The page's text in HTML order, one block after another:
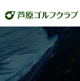
ホーム
海コース